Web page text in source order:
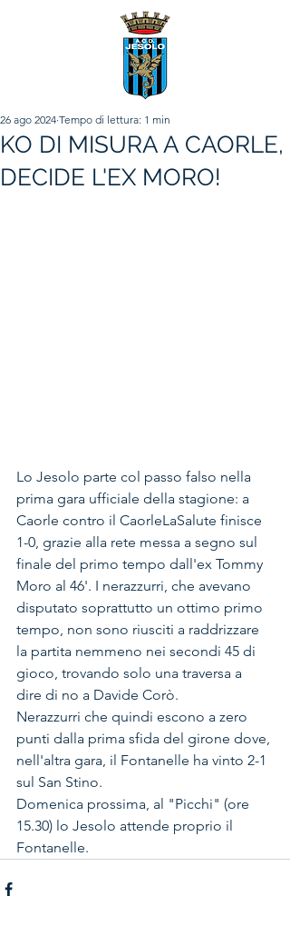
KO DI MISURA A CAORLE,
DECIDE L'EX MORO!
26 ago 2024 Tempo di lettura: 1 min
Lo Jesolo parte col passo falso nella
prima gara ufficiale della stagione: a
Caorle contro il CaorleLaSalute finisce
1-0, grazie alla rete messa a segno sul
finale del primo tempo dall'ex Tommy
Moro al 46'. I nerazzurri, che avevano
disputato soprattutto un ottimo primo
tempo, non sono riusciti a raddrizzare
la partita nemmeno nei secondi 45 di
gioco, trovando solo una traversa a
dire di no a Davide Corò.
Nerazzurri che quindi escono a zero
punti dalla prima sfida del girone dove,
nell'altra gara, il Fontanelle ha vinto 2-1
sul San Stino.
Domenica prossima, al "Picchi" (ore
15.30) lo Jesolo attende proprio il
Fontanelle.